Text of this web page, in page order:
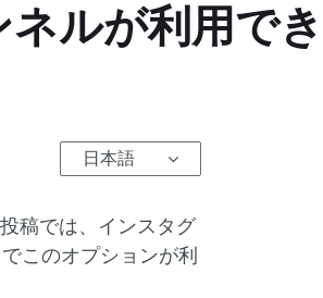
ルが利用で
日本語
稿では、インスタグ
このオプションが利